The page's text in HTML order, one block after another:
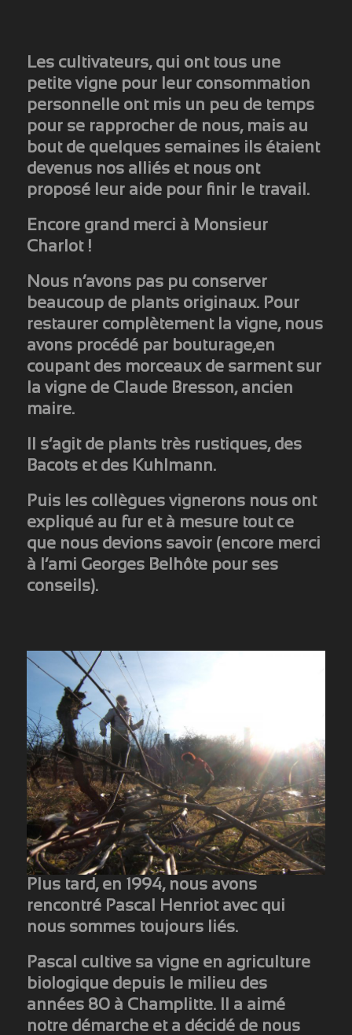
Les cultivateurs, qui ont tous une
petite vigne pour leur consommation
personnelle ont mis un peu de temps
pour se rapprocher de nous, mais au
bout de quelques semaines ils étaient
devenus nos alliés et nous ont
proposé leur aide pour finir le travail.
Encore grand merci à Monsieur
Charlot !
Nous n’avons pas pu conserver
beaucoup de plants originaux. Pour
restaurer complètement la vigne, nous
avons procédé par bouturage,en
coupant des morceaux de sarment sur
la vigne de Claude Bresson, ancien
maire.
Il s’agit de plants très rustiques, des
Bacots et des Kuhlmann.
Puis les collègues vignerons nous ont
expliqué au fur et à mesure tout ce
que nous devions savoir (encore merci
à l’ami Georges Belhôte pour ses
conseils).
Plus tard, en 1994, nous avons
rencontré Pascal Henriot avec qui
nous sommes toujours liés.
Pascal cultive sa vigne en agriculture
biologique depuis le milieu des
années 80 à Champlitte. Il a aimé
notre démarche et a décidé de nous